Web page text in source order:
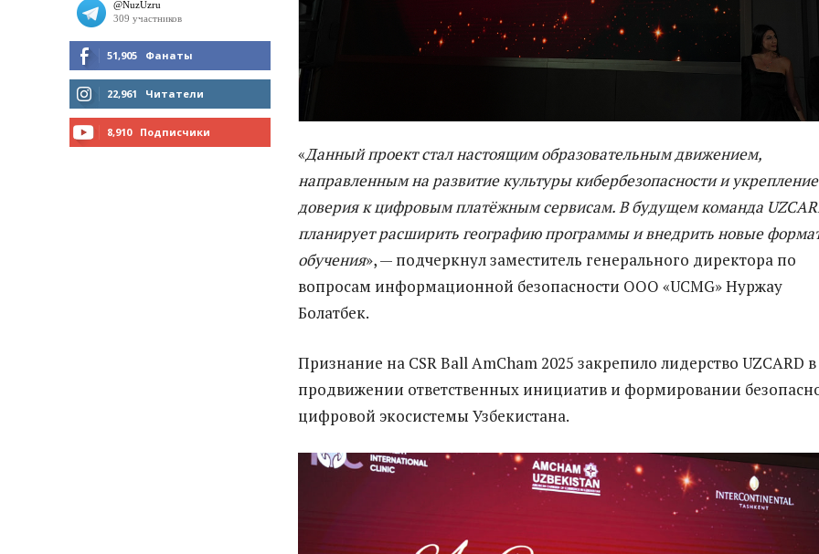
51,905 Фанаты
МНЕ НРАВИТСЯ
22,961 Читатели
8,910 Подписчики
«Данный проект стал настоящим образовательным движением,
направленным на развитие культуры кибербезопасности и укрепление
доверия к цифровым платёжным сервисам. В будущем команда
планирует расширить географию программы и внедрить новые
обучения», — подчеркнул заместитель генерального директора по
вопросам информационной безопасности ООО «UCMG» Нуржау
Болатбек.
Признание на CSR Ball AmCham 2025 закрепило лидерство UZCARD в
продвижении ответственных инициатив и формировании
цифровой экосистемы Узбекистана.